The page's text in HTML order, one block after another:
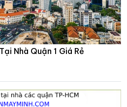
Nhà Quận 1 Giá Rẻ